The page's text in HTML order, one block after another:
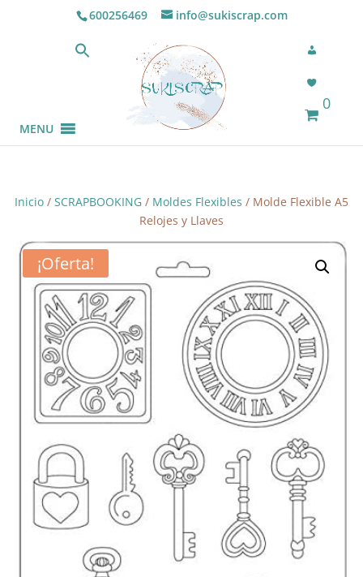
600256469 info@sukiscrap.com
0
MENU
Inicio / SCRAPBOOKING / Moldes Flexibles / Molde Flexible A5
Relojes y Llaves
¡Oferta!